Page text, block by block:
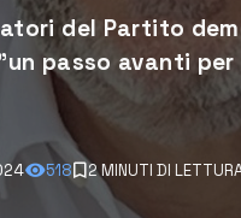
del Partito
passo avanti
518 2 MINUTI DI